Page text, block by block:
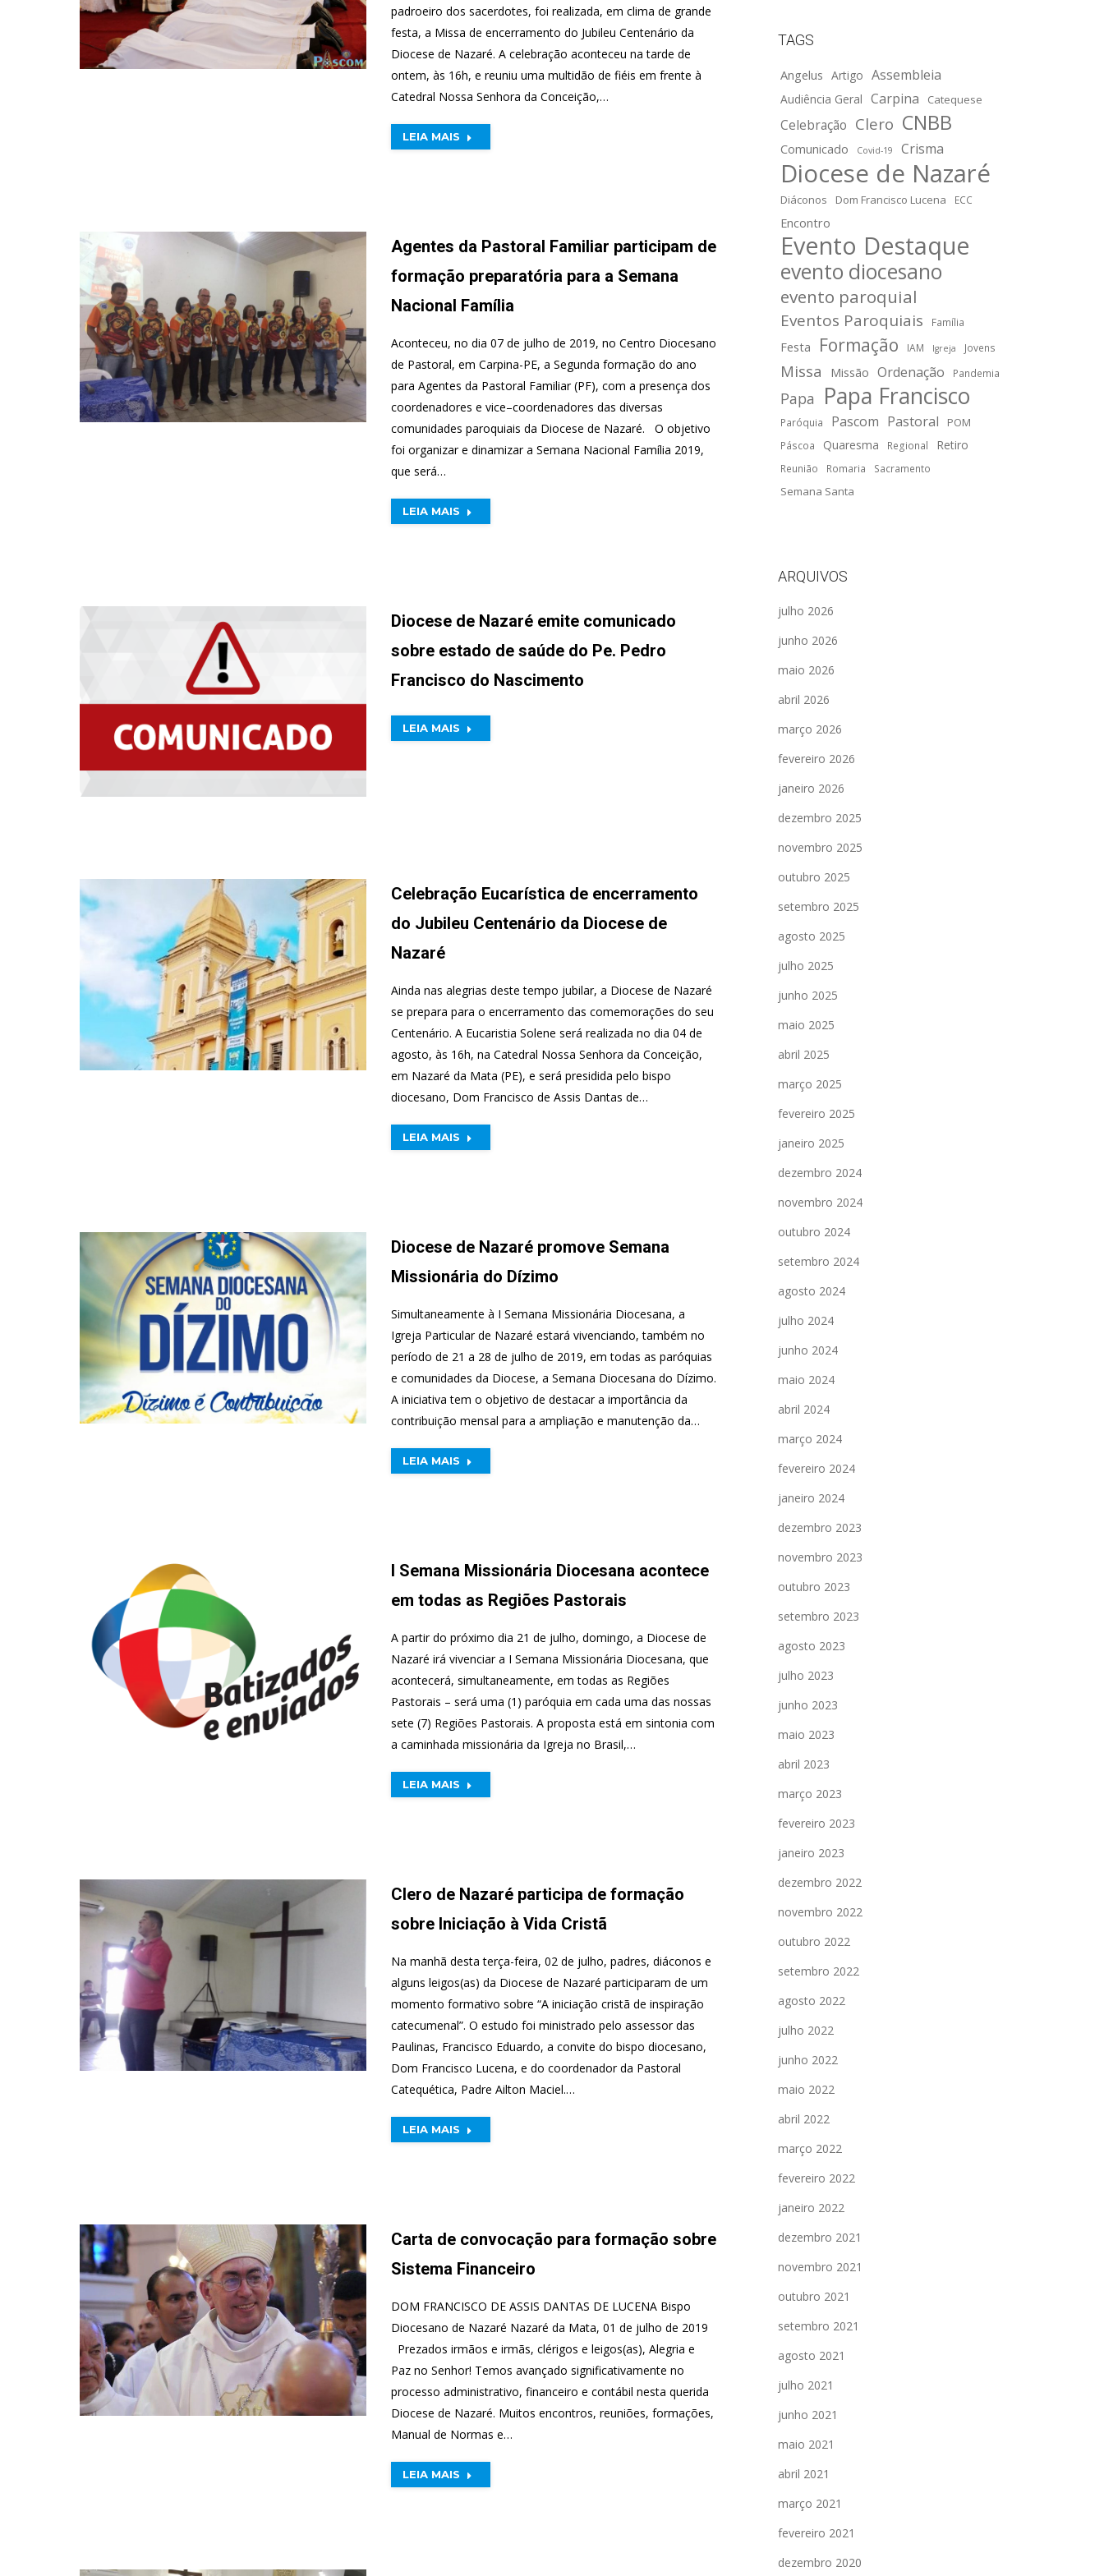
padroeiro dos sacerdotes, foi realizada, em clima de grande
festa, a Missa de encerramento do Jubileu Centenário da
Diocese de Nazaré. A celebração aconteceu na tarde de
ontem, às 16h, e reuniu uma multidão de fiéis em frente à
Catedral Nossa Senhora da Conceição,…
LEIA MAIS
Agentes da Pastoral Familiar participam de
formação preparatória para a Semana
Nacional Família
Aconteceu, no dia 07 de julho de 2019, no Centro Diocesano
de Pastoral, em Carpina-PE, a Segunda formação do ano
para Agentes da Pastoral Familiar (PF), com a presença dos
coordenadores e vice–coordenadores das diversas
comunidades paroquiais da Diocese de Nazaré. O objetivo
foi organizar e dinamizar a Semana Nacional Família 2019,
que será…
LEIA MAIS
Diocese de Nazaré emite comunicado
sobre estado de saúde do Pe. Pedro
Francisco do Nascimento
LEIA MAIS
Celebração Eucarística de encerramento
do Jubileu Centenário da Diocese de
Nazaré
Ainda nas alegrias deste tempo jubilar, a Diocese de Nazaré
se prepara para o encerramento das comemorações do seu
Centenário. A Eucaristia Solene será realizada no dia 04 de
agosto, às 16h, na Catedral Nossa Senhora da Conceição,
em Nazaré da Mata (PE), e será presidida pelo bispo
diocesano, Dom Francisco de Assis Dantas de…
LEIA MAIS
Diocese de Nazaré promove Semana
Missionária do Dízimo
Simultaneamente à I Semana Missionária Diocesana, a
Igreja Particular de Nazaré estará vivenciando, também no
período de 21 a 28 de julho de 2019, em todas as paróquias
e comunidades da Diocese, a Semana Diocesana do Dízimo.
A iniciativa tem o objetivo de destacar a importância da
contribuição mensal para a ampliação e manutenção da…
LEIA MAIS
I Semana Missionária Diocesana acontece
em todas as Regiões Pastorais
A partir do próximo dia 21 de julho, domingo, a Diocese de
Nazaré irá vivenciar a I Semana Missionária Diocesana, que
acontecerá, simultaneamente, em todas as Regiões
Pastorais – será uma (1) paróquia em cada uma das nossas
sete (7) Regiões Pastorais. A proposta está em sintonia com
a caminhada missionária da Igreja no Brasil,…
LEIA MAIS
Clero de Nazaré participa de formação
sobre Iniciação à Vida Cristã
Na manhã desta terça-feira, 02 de julho, padres, diáconos e
alguns leigos(as) da Diocese de Nazaré participaram de um
momento formativo sobre “A iniciação cristã de inspiração
catecumenal”. O estudo foi ministrado pelo assessor das
Paulinas, Francisco Eduardo, a convite do bispo diocesano,
Dom Francisco Lucena, e do coordenador da Pastoral
Catequética, Padre Ailton Maciel.…
LEIA MAIS
Carta de convocação para formação sobre
Sistema Financeiro
DOM FRANCISCO DE ASSIS DANTAS DE LUCENA Bispo
Diocesano de Nazaré Nazaré da Mata, 01 de julho de 2019
Prezados irmãos e irmãs, clérigos e leigos(as), Alegria e
Paz no Senhor! Temos avançado significativamente no
processo administrativo, financeiro e contábil nesta querida
Diocese de Nazaré. Muitos encontros, reuniões, formações,
Manual de Normas e…
LEIA MAIS
TAGS
Angelus Artigo Assembleia
Audiência Geral Carpina Catequese
Celebração Clero CNBB
Comunicado Covid-19 Crisma
Diocese de Nazaré
Diáconos Dom Francisco Lucena ECC
Encontro
Evento Destaque
evento diocesano
evento paroquial
Eventos Paroquiais Família
Festa Formação IAM Igreja Jovens
Missa Missão Ordenação Pandemia
Papa Papa Francisco
Paróquia Pascom Pastoral POM
Páscoa Quaresma Regional Retiro
Reunião Romaria Sacramento
Semana Santa
ARQUIVOS
julho 2026
junho 2026
maio 2026
abril 2026
março 2026
fevereiro 2026
janeiro 2026
dezembro 2025
novembro 2025
outubro 2025
setembro 2025
agosto 2025
julho 2025
junho 2025
maio 2025
abril 2025
março 2025
fevereiro 2025
janeiro 2025
dezembro 2024
novembro 2024
outubro 2024
setembro 2024
agosto 2024
julho 2024
junho 2024
maio 2024
abril 2024
março 2024
fevereiro 2024
janeiro 2024
dezembro 2023
novembro 2023
outubro 2023
setembro 2023
agosto 2023
julho 2023
junho 2023
maio 2023
abril 2023
março 2023
fevereiro 2023
janeiro 2023
dezembro 2022
novembro 2022
outubro 2022
setembro 2022
agosto 2022
julho 2022
junho 2022
maio 2022
abril 2022
março 2022
fevereiro 2022
janeiro 2022
dezembro 2021
novembro 2021
outubro 2021
setembro 2021
agosto 2021
julho 2021
junho 2021
maio 2021
abril 2021
março 2021
fevereiro 2021
dezembro 2020